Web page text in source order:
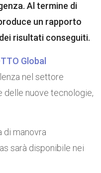
Al termine di
un rapporto
risultati conseguiti.
Global
nel settore
delle nuove tecnologie,
di manovra
sarà disponibile nei